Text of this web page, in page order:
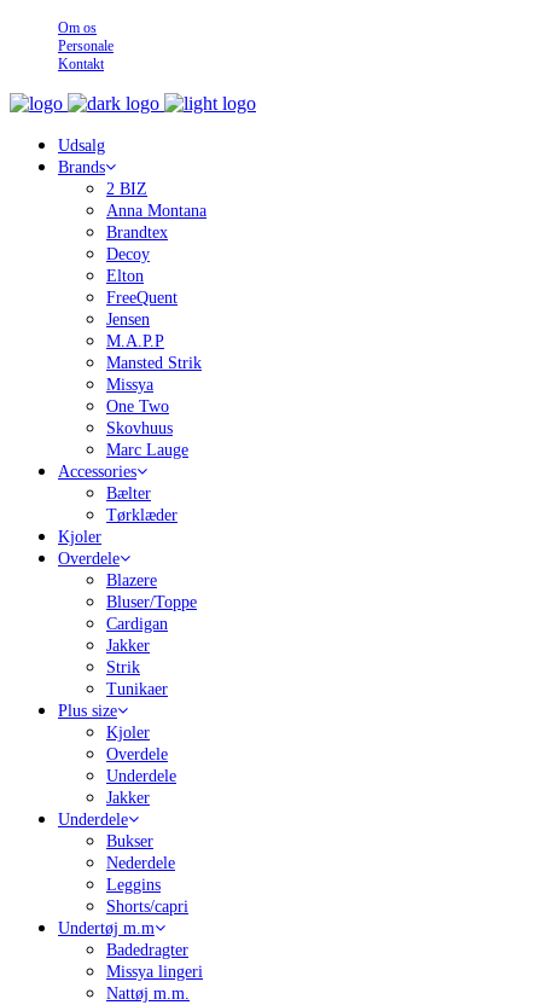
Om os
Personale
Kontakt
Udsalg
Brands
2 BIZ
Anna Montana
Brandtex
Decoy
Elton
FreeQuent
Jensen
M.A.P.P
Mansted Strik
Missya
One Two
Skovhuus
Marc Lauge
Accessories
Bælter
Tørklæder
Kjoler
Overdele
Blazere
Bluser/Toppe
Cardigan
Jakker
Strik
Tunikaer
Plus size
Kjoler
Overdele
Underdele
Jakker
Underdele
Bukser
Nederdele
Leggins
Shorts/capri
Undertøj m.m
Badedragter
Missya lingeri
Nattøj m.m.